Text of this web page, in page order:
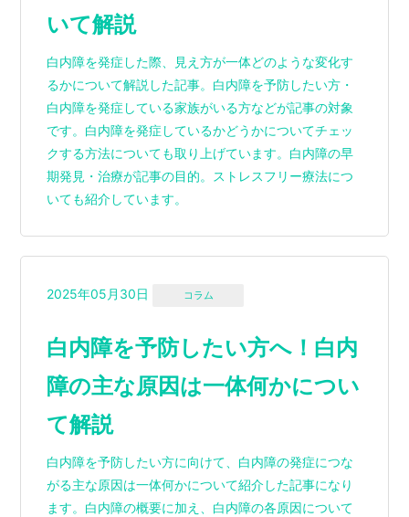
いて解説
白内障を発症した際、見え方が一体どのような変化す
るかについて解説した記事。白内障を予防したい方・
白内障を発症している家族がいる方などが記事の対象
です。白内障を発症しているかどうかについてチェッ
クする方法についても取り上げています。白内障の早
期発見・治療が記事の目的。ストレスフリー療法につ
いても紹介しています。
2025年05月30日 コラム
白内障を予防したい方へ！白内
障の主な原因は一体何かについ
て解説
白内障を予防したい方に向けて、白内障の発症につな
がる主な原因は一体何かについて紹介した記事になり
ます。白内障の概要に加え、白内障の各原因について